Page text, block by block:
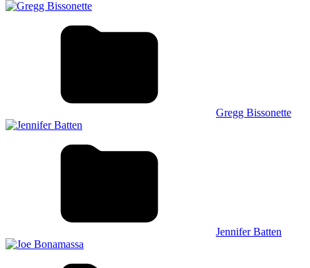
Gregg Bissonette
Jennifer Batten